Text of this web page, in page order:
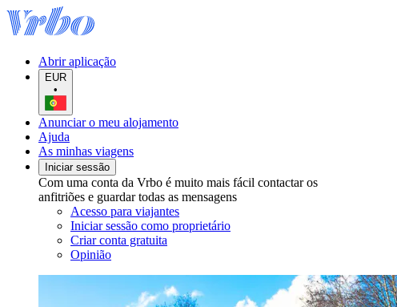
Abrir aplicação
EUR
•
Anunciar o meu alojamento
Ajuda
As minhas viagens
Iniciar sessão
Com uma conta da Vrbo é muito mais fácil contactar os
anfitriões e guardar todas as mensagens
Acesso para viajantes
Iniciar sessão como proprietário
Criar conta gratuita
Opinião